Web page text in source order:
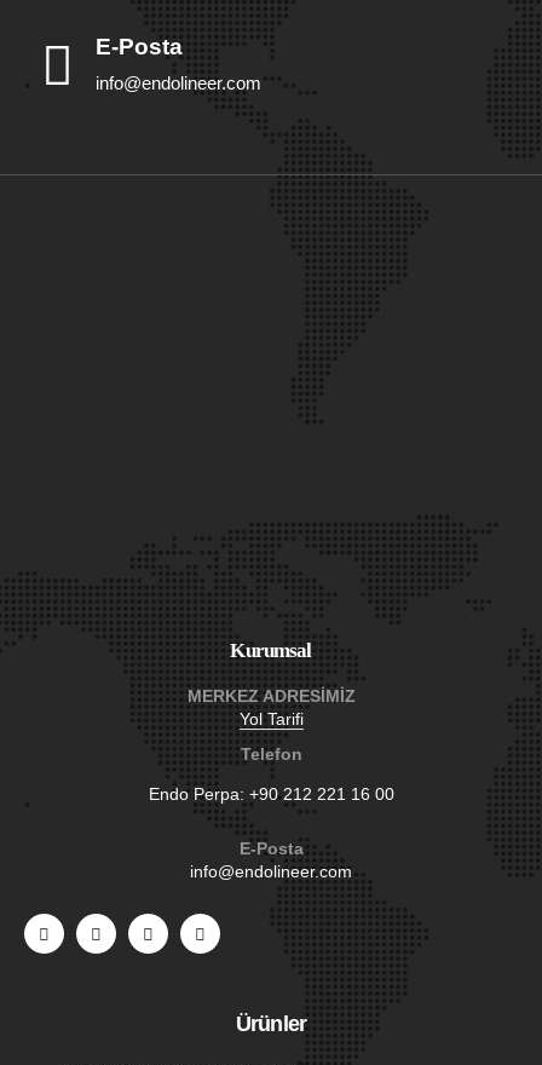
E-Posta
info@endolineer.com
Kurumsal
MERKEZ ADRESİMİZ
Yol Tarifi
Telefon
Endo Perpa: +90 212 221 16 00
E-Posta
info@endolineer.com
Ürünler